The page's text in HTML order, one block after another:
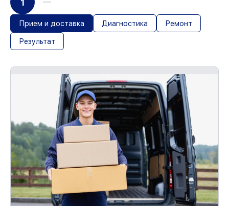
Прием и доставка Диагностика Ремонт
Результат